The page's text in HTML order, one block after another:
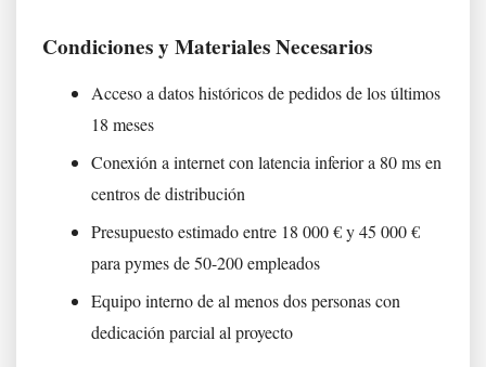
Condiciones y Materiales Necesarios
Acceso a datos históricos de pedidos de los últimos
18 meses
Conexión a internet con latencia inferior a 80 ms en
centros de distribución
Presupuesto estimado entre 18 000 € y 45 000 €
para pymes de 50-200 empleados
Equipo interno de al menos dos personas con
dedicación parcial al proyecto